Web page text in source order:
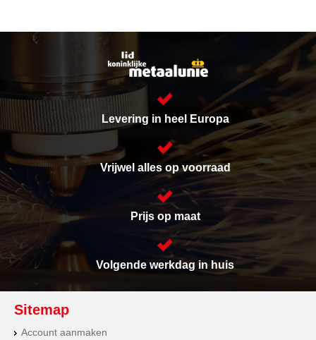
Levering in heel Europa
Vrijwel alles op voorraad
Prijs op maat
Volgende werkdag in huis
Sitemap
Account aanmaken